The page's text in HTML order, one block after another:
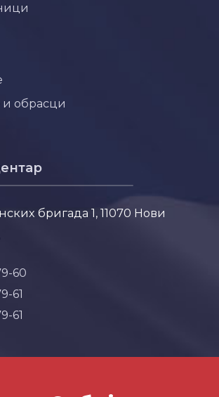
обрасци
бригада 1, 11070 Нови
60
61
61